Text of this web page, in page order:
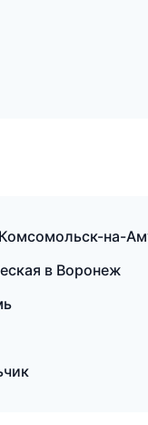
на-
в Воронеж